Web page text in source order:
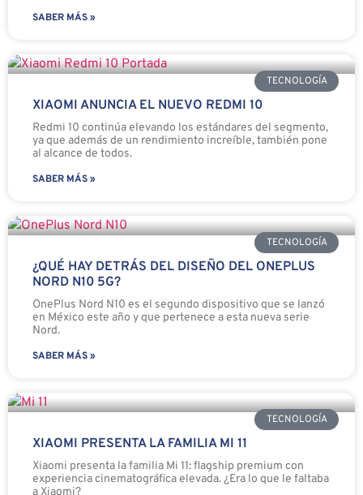
SABER MÁS »
TECNOLOGÍA
XIAOMI ANUNCIA EL NUEVO REDMI 10
Redmi 10 continúa elevando los estándares del segmento,
ya que además de un rendimiento increíble, también pone
al alcance de todos.
SABER MÁS »
TECNOLOGÍA
¿QUÉ HAY DETRÁS DEL DISEÑO DEL ONEPLUS
NORD N10 5G?
OnePlus Nord N10 es el segundo dispositivo que se lanzó
en México este año y que pertenece a esta nueva serie
Nord.
SABER MÁS »
TECNOLOGÍA
XIAOMI PRESENTA LA FAMILIA MI 11
Xiaomi presenta la familia Mi 11: flagship premium con
experiencia cinematográfica elevada. ¿Era lo que le faltaba
a Xiaomi?